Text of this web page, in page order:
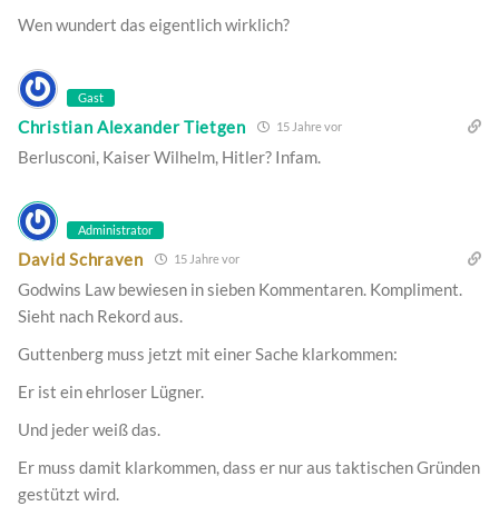
Wen wundert das eigentlich wirklich?
Gast
Christian Alexander Tietgen 15 Jahre vor
Berlusconi, Kaiser Wilhelm, Hitler? Infam.
Administrator
David Schraven 15 Jahre vor
Godwins Law bewiesen in sieben Kommentaren. Kompliment.
Sieht nach Rekord aus.
Guttenberg muss jetzt mit einer Sache klarkommen:
Er ist ein ehrloser Lügner.
Und jeder weiß das.
Er muss damit klarkommen, dass er nur aus taktischen Gründen
gestützt wird.